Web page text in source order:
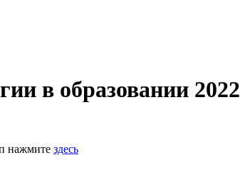
в образовании 2022
нажмите здесь